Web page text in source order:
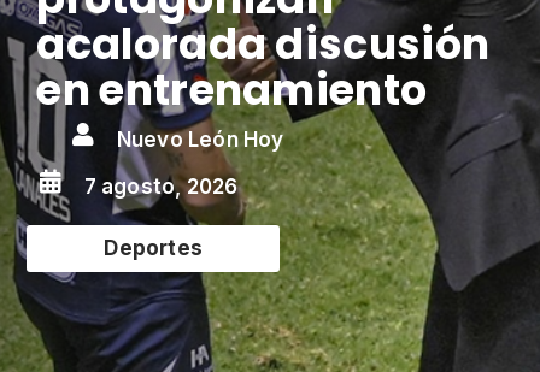
acalorada discusión
en entrenamiento
 Nuevo León Hoy
 7 agosto, 2026
Deportes